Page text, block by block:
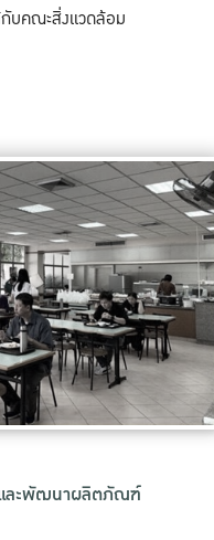
กับคณะสิ่งแวดล้อม
และพัฒนาผลิตภัณฑ์